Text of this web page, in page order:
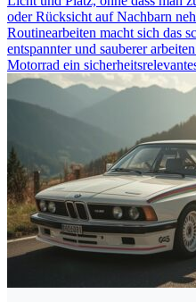
oder Rücksicht auf Nachbarn
Routinearbeiten macht sich das
entspannter und sauberer
Motorrad ein